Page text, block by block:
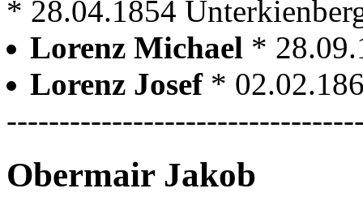
* 28.04.1854
Lorenz Michael *
Lorenz Josef *
Obermair Jakob